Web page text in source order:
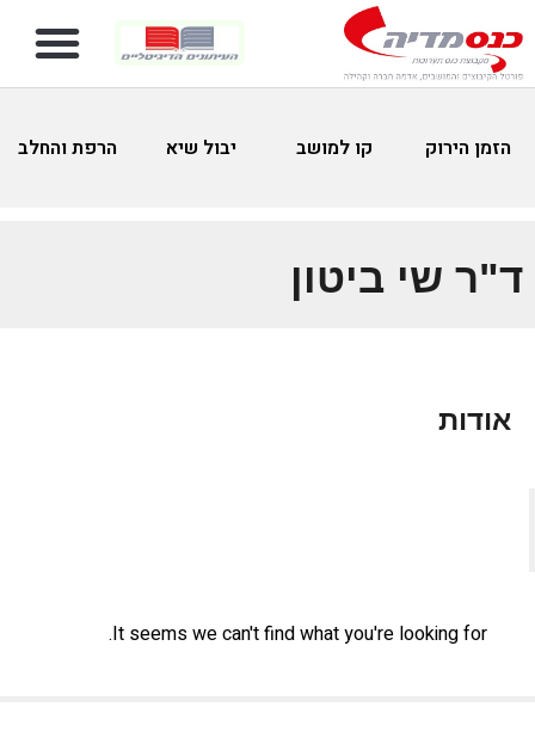
הזמן הירוק קו למושב יבול שיא הרפת והחלב
ד"ר שי ביטון
אודות
It seems we can't find what you're looking for.